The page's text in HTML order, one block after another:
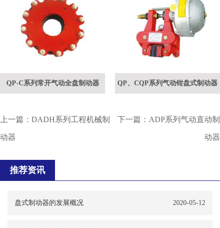
动全盘制动器 QP、CQP系列气动钳盘式制动器 DJPZ系
上一篇： DADH系列工程机械制
动器
下一篇： ADP系列气动直动制
动器
推荐资讯
盘式制动器的发展概况 2020-05-12